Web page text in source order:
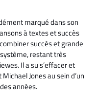
marqué dans son
à textes et succès
succès et grande
restant très
Il a su s’effacer et
Jones au sein d’un
années.